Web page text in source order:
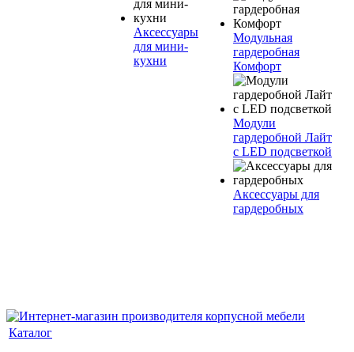
Аксессуары
для мини-
кухни
Модульная
гардеробная
Комфорт
Модули
гардеробной Лайт
с LED подсветкой
Аксессуары для
гардеробных
Каталог